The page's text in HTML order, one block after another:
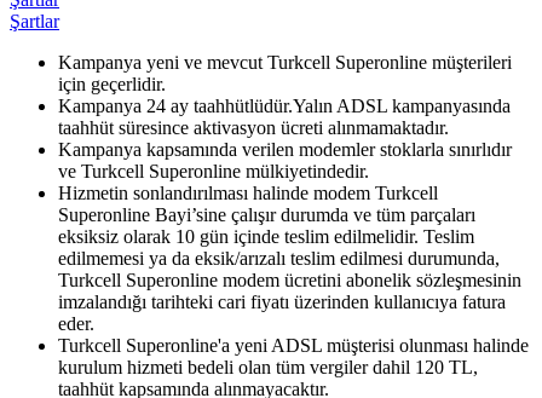
Şartlar
Kampanya yeni ve mevcut Turkcell Superonline müşterileri
için geçerlidir.
Ka​mpanya 24 ay taahhütlüdür.Yalın ADSL kampanyasında
taahhüt süresince aktivasyon ücreti alınmamaktadır.
Kampanya kapsamında verilen modemler stoklarla sınırlıdır
ve Turkcell Superonline mülkiyetindedir.
Hizmetin sonlandırılması halinde modem Turkcell
Superonline Bayi’sine çalışır durumda ve tüm parçaları
eksiksiz olarak 10 gün içinde teslim edilmelidir. Teslim
edilmemesi ya da eksik/arızalı teslim edilmesi durumunda,
Turkcell Superonline modem ücretini abonelik sözleşmesinin
imzalandığı tarihteki cari fiyatı üzerinden kullanıcıya fatura
eder.
Turkcell Superonline'a yeni ADSL müşterisi olunması halinde
kurulum hizmeti bedeli olan tüm vergiler dahil 120 TL,
taahhüt kapsamında alınmayacaktır.